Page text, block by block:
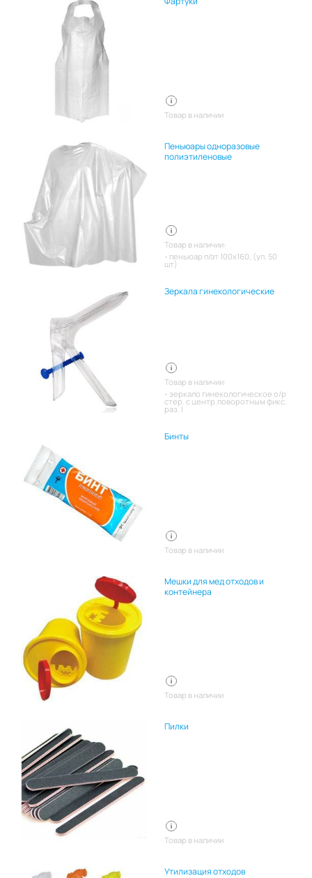
Товар в наличии
Пеньюары одноразовые
полиэтиленовые
Товар в наличии:
пеньюар п/эт 100х160, (уп. 50
шт)
Зеркала гинекологические
Товар в наличии:
зеркало гинекологическое о/р
стер. с центр.поворотным фикс.
раз. l
Бинты
Товар в наличии
Мешки для мед отходов и
контейнера
Товар в наличии
Пилки
Товар в наличии
Утилизация отходов